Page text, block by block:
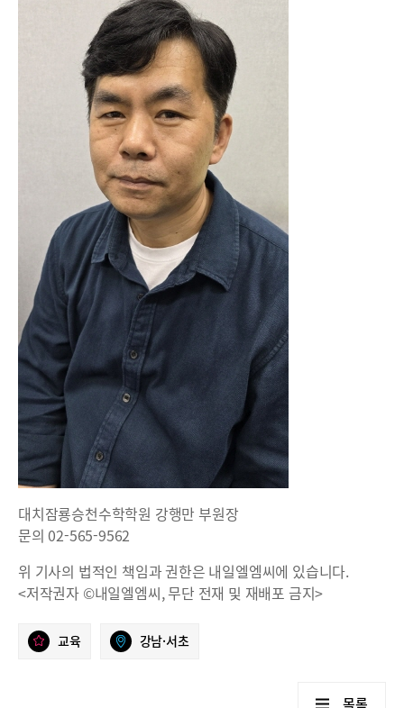
대치잠룡승천수학학원 강행만 부원장
문의 02-565-9562
위 기사의 법적인 책임과 권한은 내일엘엠씨에 있습니다.
<저작권자 ©내일엘엠씨, 무단 전재 및 재배포 금지>
교육 강남·서초
목록